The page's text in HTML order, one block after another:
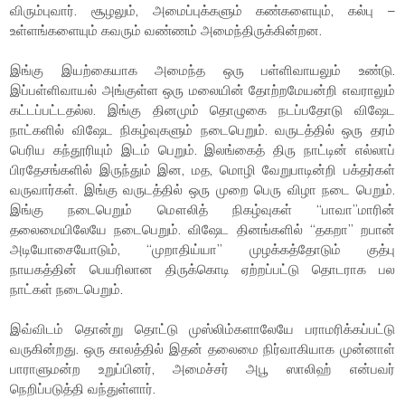
விரும்புவார். சூழலும், அமைப்புக்களும் கண்களையும், கல்பு –
உள்ளங்களையும் கவரும் வண்ணம் அமைந்திருக்கின்றன.
இங்கு இயற்கையாக அமைந்த ஒரு பள்ளிவாயலும் உண்டு.
இப்பள்ளிவாயல் அங்குள்ள ஒரு மலையின் தோற்றமேயன்றி எவராலும்
கட்டப்பட்டதல்ல. இங்கு தினமும் தொழுகை நடப்பதோடு விஷேட
நாட்களில் விஷேட நிகழ்வுகளும் நடைபெறும். வருடத்தில் ஒரு தரம்
பெரிய கந்தூரியும் இடம் பெறும். இலங்கைத் திரு நாட்டின் எல்லாப்
பிரதேசங்களில் இருந்தும் இன, மத, மொழி வேறுபாடின்றி பக்தர்கள்
வருவார்கள். இங்கு வருடத்தில் ஒரு முறை பெரு விழா நடை பெறும்.
இங்கு நடைபெறும் மௌலித் நிகழ்வுகள் “பாவா”மாரின்
தலைமையிலேயே நடைபெறும். விஷேட தினங்களில் “தகறா” றபான்
அடியோசையோடும், “முறாதிய்யா” முழக்கத்தோடும் குத்பு
நாயகத்தின் பெயரிலான திருக்கொடி ஏற்றப்பட்டு தொடராக பல
நாட்கள் நடைபெறும்.
இவ்விடம் தொன்று தொட்டு முஸ்லிம்களாலேயே பராமரிக்கப்பட்டு
வருகின்றது. ஒரு காலத்தில் இதன் தலைமை நிர்வாகியாக முன்னாள்
பாராளுமன்ற உறுப்பினர், அமைச்சர் அபூ ஸாலிஹ் என்பவர்
நெறிப்படுத்தி வந்துள்ளார்.